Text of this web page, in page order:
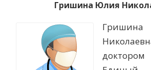
Гришина Юлия